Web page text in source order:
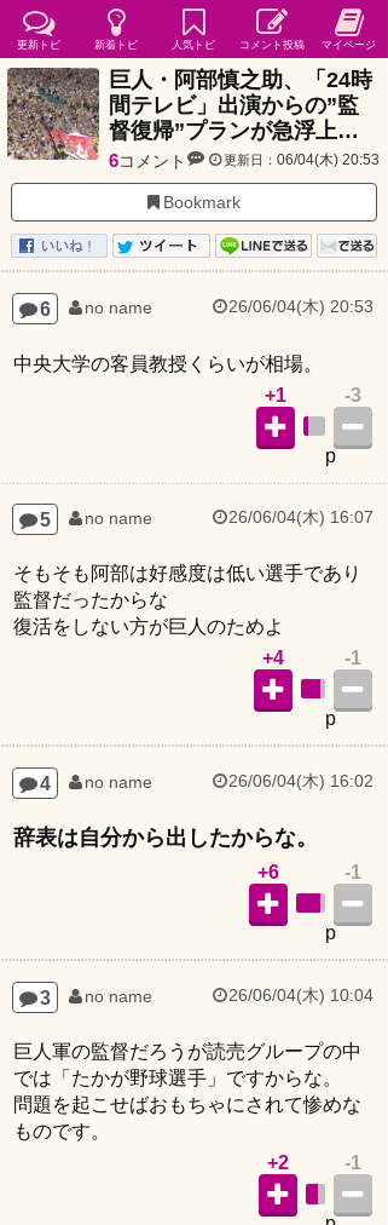
巨人・阿部慎之助、「24時
間テレビ」出演からの”監
督復帰”プランが急浮上…
6コメント 更新日： 06/04(木) 20:53
Bookmark
6 no name 26/06/04(木) 20:53
中央大学の客員教授くらいが相場。
-3
p
+1
5 no name 26/06/04(木) 16:07
そもそも阿部は好感度は低い選手であり
監督だったからな
復活をしない方が巨人のためよ
-1
p
+4
4 no name 26/06/04(木) 16:02
辞表は自分から出したからな。
-1
p
+6
3 no name 26/06/04(木) 10:04
巨人軍の監督だろうが読売グループの中
では「たかが野球選手」ですからな。
問題を起こせばおもちゃにされて惨めな
ものです。
-1
p
+2
更新トピ 新着トピ 人気トピ コメント投稿 マイページ